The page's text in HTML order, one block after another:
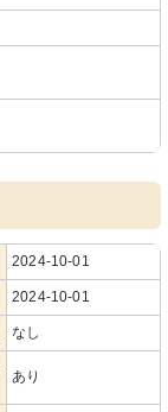
2024-10-01
2024-10-01
なし
あり